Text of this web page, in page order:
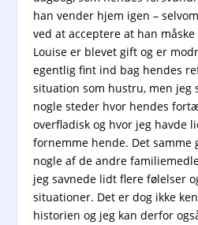
han vender hjem igen –
ved at acceptere at han
Louise er blevet gift og er
egentlig fint ind bag hendes
situation som hustru, men jeg
nogle steder hvor hendes
overfladisk og hvor jeg havde
fornemme hende. Det samme
nogle af de andre
jeg savnede lidt flere følelser
situationer. Det er dog ikke
historien og jeg kan derfor